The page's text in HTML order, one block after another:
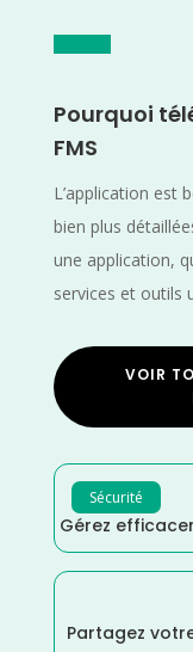
Pourquoi
FMS
L’application est
bien plus
une application,
services et outils
VOIR
Sécurité
Gérez
Partagez